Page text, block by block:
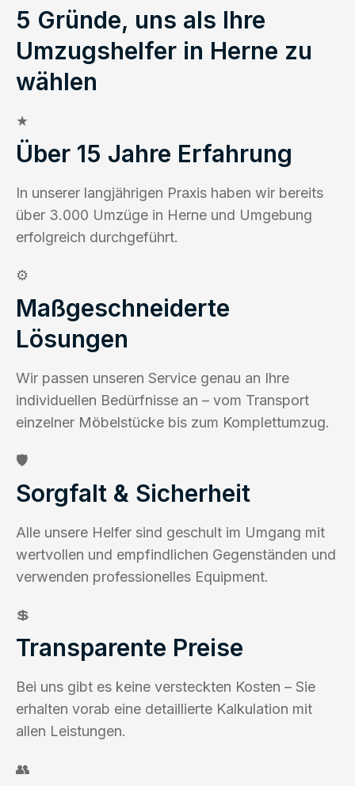
5 Gründe, uns als Ihre
Umzugshelfer in Herne zu
wählen
★
Über 15 Jahre Erfahrung
In unserer langjährigen Praxis haben wir bereits
über 3.000 Umzüge in Herne und Umgebung
erfolgreich durchgeführt.
⚙️
Maßgeschneiderte
Lösungen
Wir passen unseren Service genau an Ihre
individuellen Bedürfnisse an – vom Transport
einzelner Möbelstücke bis zum Komplettumzug.
🛡️
Sorgfalt & Sicherheit
Alle unsere Helfer sind geschult im Umgang mit
wertvollen und empfindlichen Gegenständen und
verwenden professionelles Equipment.
💲
Transparente Preise
Bei uns gibt es keine versteckten Kosten – Sie
erhalten vorab eine detaillierte Kalkulation mit
allen Leistungen.
👥